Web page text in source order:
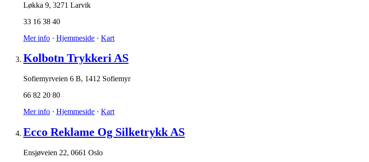
Løkka 9, 3271 Larvik
33 16 38 40
Mer info · Hjemmeside · Kart
Kolbotn Trykkeri AS
Sofiemyrveien 6 B, 1412 Sofiemyr
66 82 20 80
Mer info · Hjemmeside · Kart
Ecco Reklame Og Silketrykk AS
Ensjøveien 22, 0661 Oslo